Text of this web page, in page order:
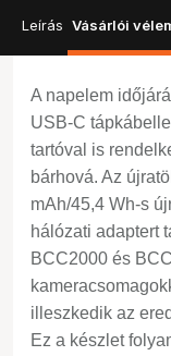
Leírás Vásárlói
A napelem
USB-C
tartóval is
bárhová. Az
mAh/45,4 Wh-s
hálózati adaptert
BCC2000 és
illeszkedik az
Ez a készlet